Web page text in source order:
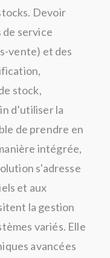
Devoir
de service
vente) et des
stock,
d’utiliser la
de prendre en
intégrée,
s'adresse
et aux
la gestion
variés. Elle
avancées